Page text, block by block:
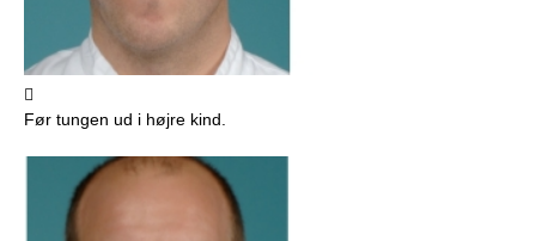

Før tungen ud i højre kind.